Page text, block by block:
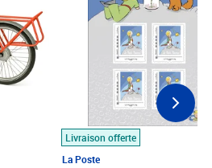
Livraison offerte
La Poste